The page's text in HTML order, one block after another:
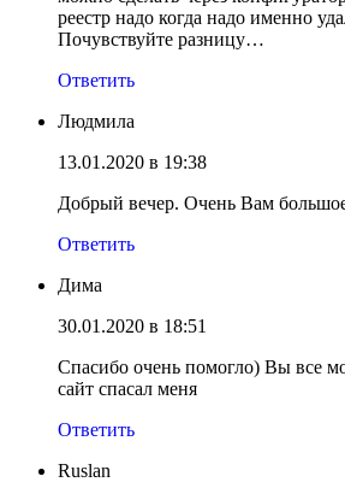
реестр надо когда надо именно
Почувствуйте разницу…
Ответить
Людмила
13.01.2020 в 19:38
Добрый вечер. Очень Вам
Ответить
Дима
30.01.2020 в 18:51
Спасибо очень помогло) Вы все
сайт спасал меня
Ответить
Ruslan